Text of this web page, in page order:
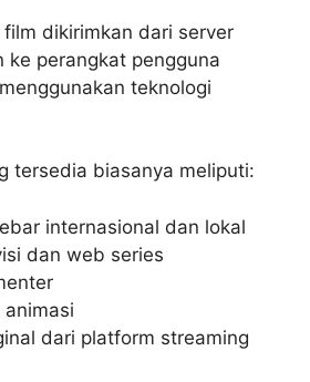
dikirimkan dari server
ke perangkat pengguna
teknologi
tersedia biasanya meliputi:
internasional dan lokal
dan web series
dari platform streaming